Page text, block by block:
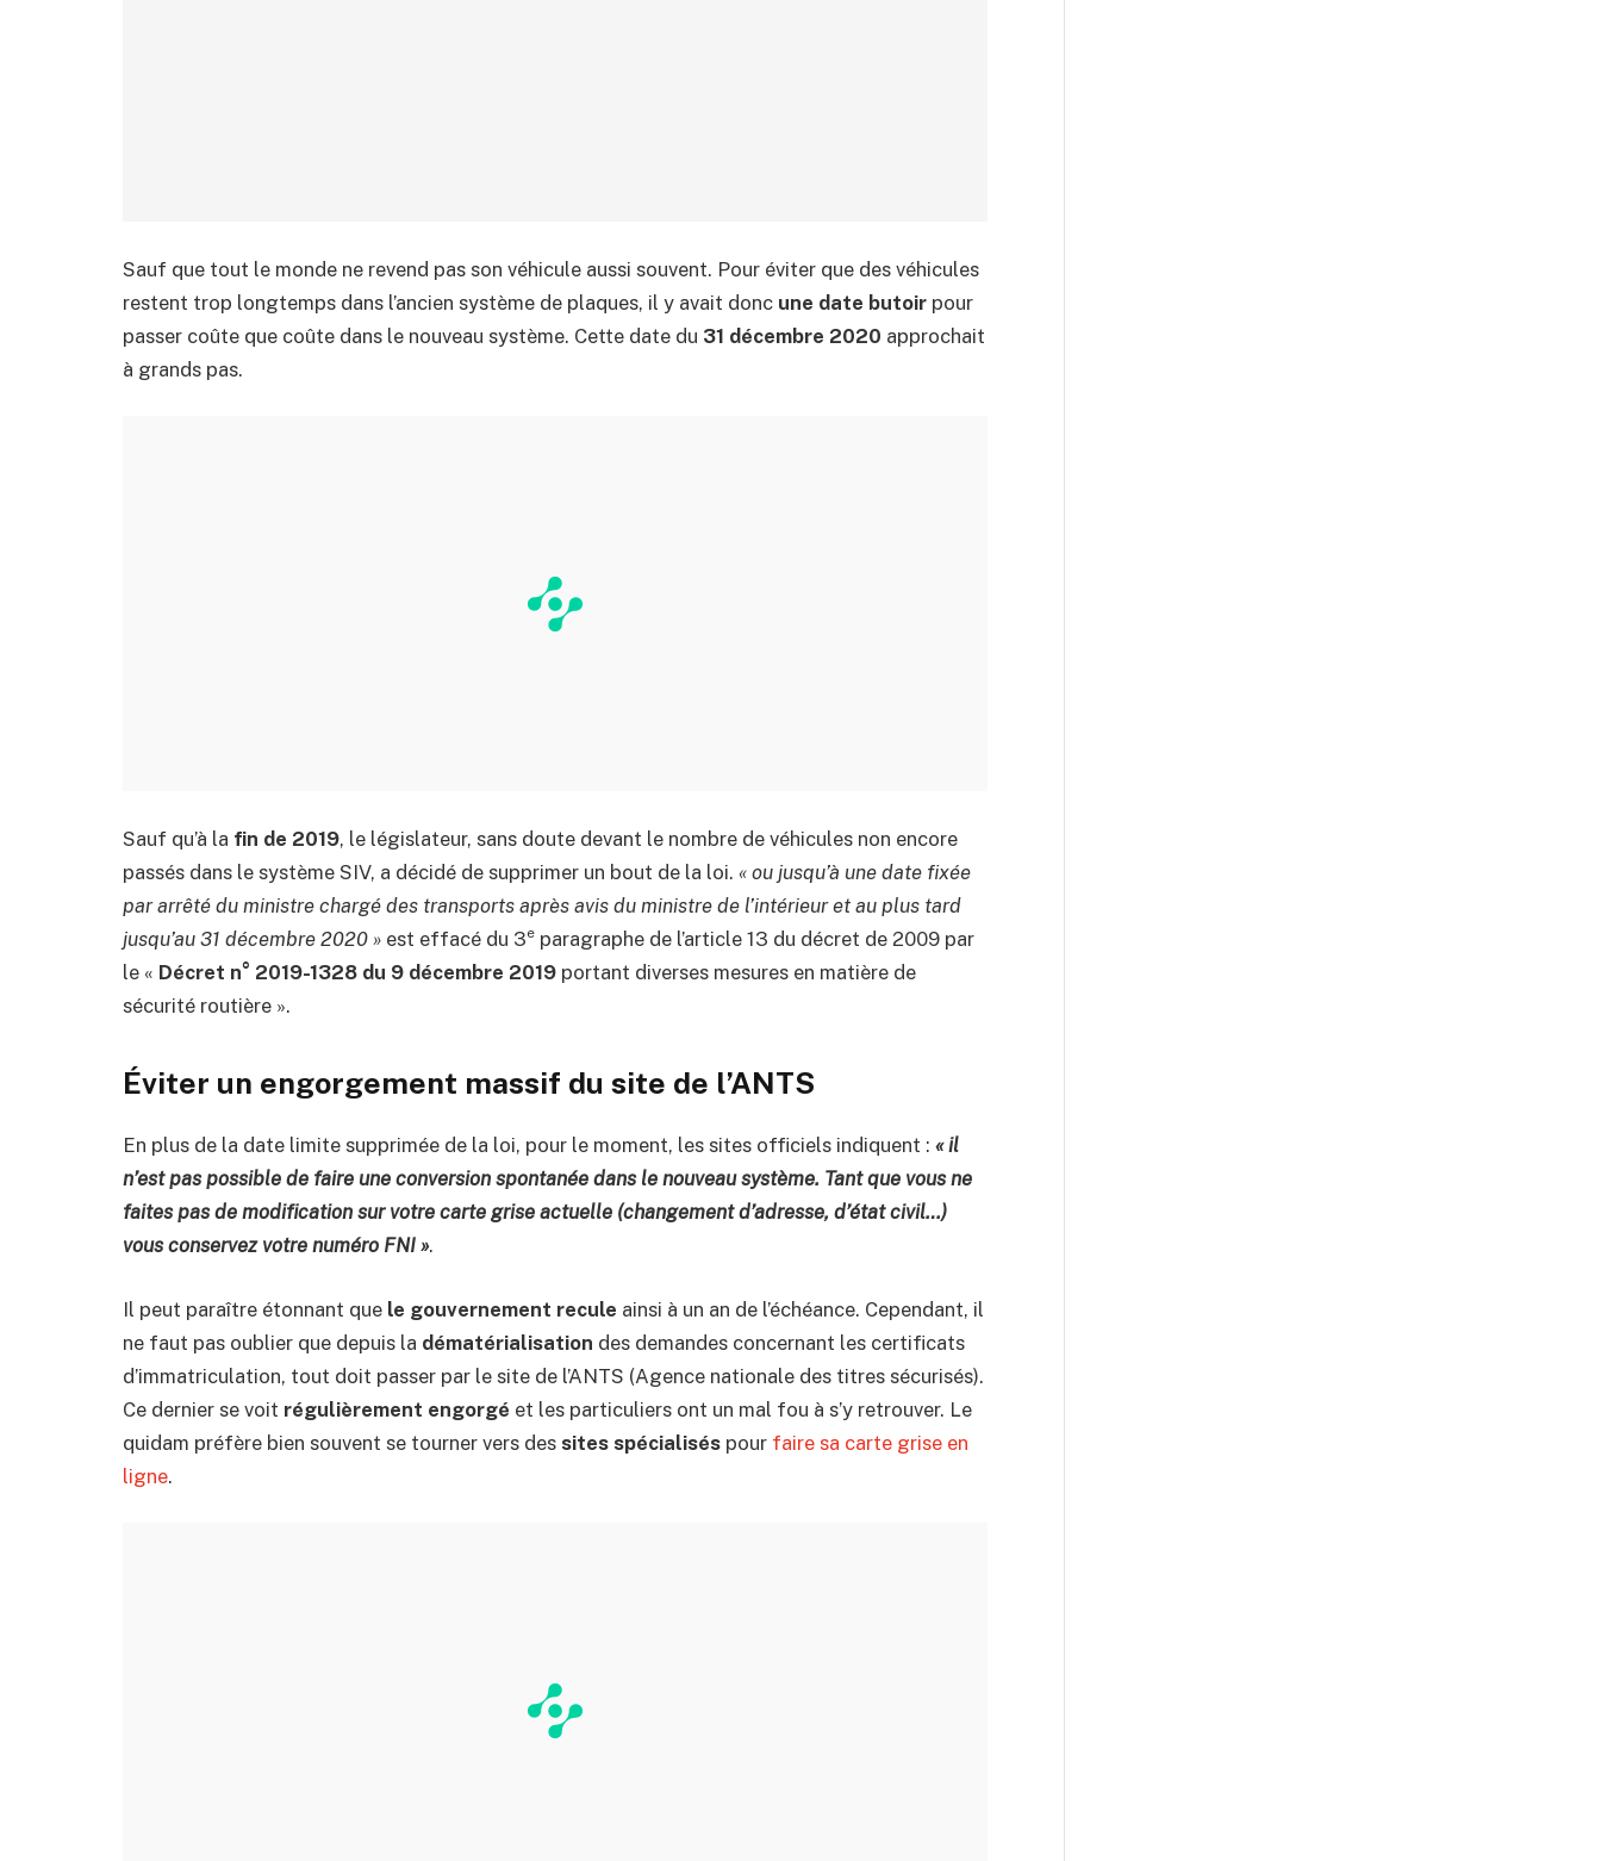
Sauf que tout le monde ne revend pas son véhicule aussi souvent. Pour éviter que des véhicules
restent trop longtemps dans l’ancien système de plaques, il y avait donc une date butoir pour
passer coûte que coûte dans le nouveau système. Cette date du 31 décembre 2020 approchait
à grands pas.
Sauf qu’à la fin de 2019, le législateur, sans doute devant le nombre de véhicules non encore
passés dans le système SIV, a décidé de supprimer un bout de la loi. « ou jusqu’à une date fixée
par arrêté du ministre chargé des transports après avis du ministre de l’intérieur et au plus tard
jusqu’au 31 décembre 2020 » est effacé du 3e paragraphe de l’article 13 du décret de 2009 par
le « Décret n° 2019-1328 du 9 décembre 2019 portant diverses mesures en matière de
sécurité routière ».
Éviter un engorgement massif du site de l’ANTS
En plus de la date limite supprimée de la loi, pour le moment, les sites officiels indiquent : « il
n’est pas possible de faire une conversion spontanée dans le nouveau système. Tant que vous ne
faites pas de modification sur votre carte grise actuelle (changement d’adresse, d’état civil…)
vous conservez votre numéro FNI ».
Il peut paraître étonnant que le gouvernement recule ainsi à un an de l’échéance. Cependant, il
ne faut pas oublier que depuis la dématérialisation des demandes concernant les certificats
d’immatriculation, tout doit passer par le site de l’ANTS (Agence nationale des titres sécurisés).
Ce dernier se voit régulièrement engorgé et les particuliers ont un mal fou à s’y retrouver. Le
quidam préfère bien souvent se tourner vers des sites spécialisés pour faire sa carte grise en
ligne.